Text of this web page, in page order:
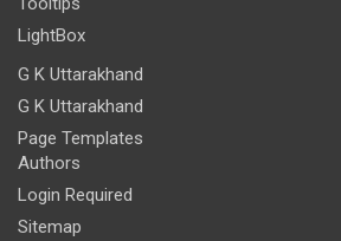
LightBox
G K Uttarakhand
G K Uttarakhand
Page Templates
Authors
Login Required
Sitemap